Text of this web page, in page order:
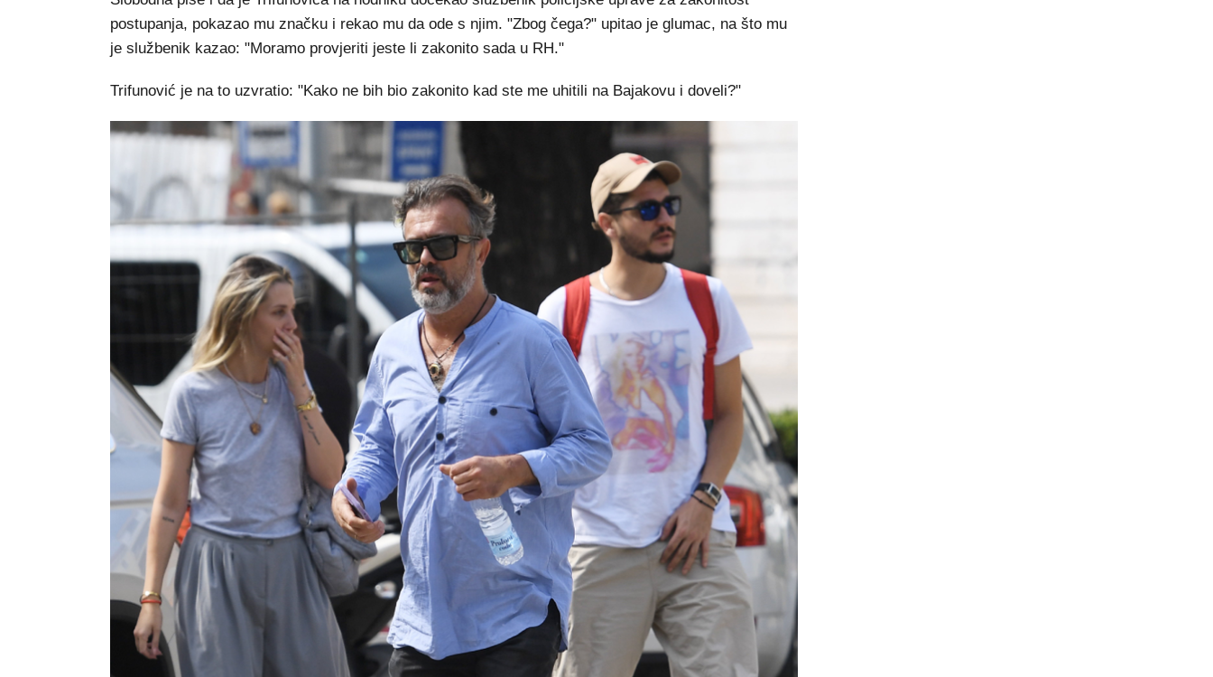
postupanja, pokazao mu značku i rekao mu da ode s njim. "Zbog čega?" upitao je glumac, na što mu
je službenik kazao: "Moramo provjeriti jeste li zakonito sada u RH."
Trifunović je na to uzvratio: "Kako ne bih bio zakonito kad ste me uhitili na Bajakovu i doveli?"